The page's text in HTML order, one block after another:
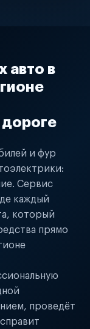
авто в
и фур
Сервис
каждый
который
прямо
проведёт